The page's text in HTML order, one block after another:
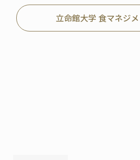
立命館大学 食マネジ